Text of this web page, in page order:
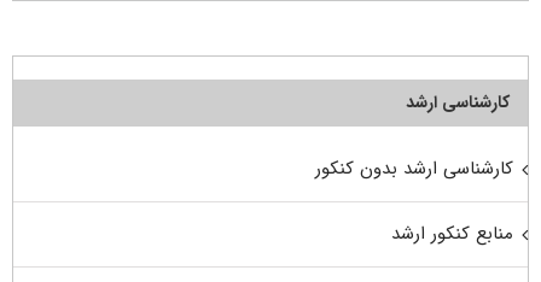
کارشناسی ارشد
کارشناسی ارشد بدون کنکور
منابع کنکور ارشد